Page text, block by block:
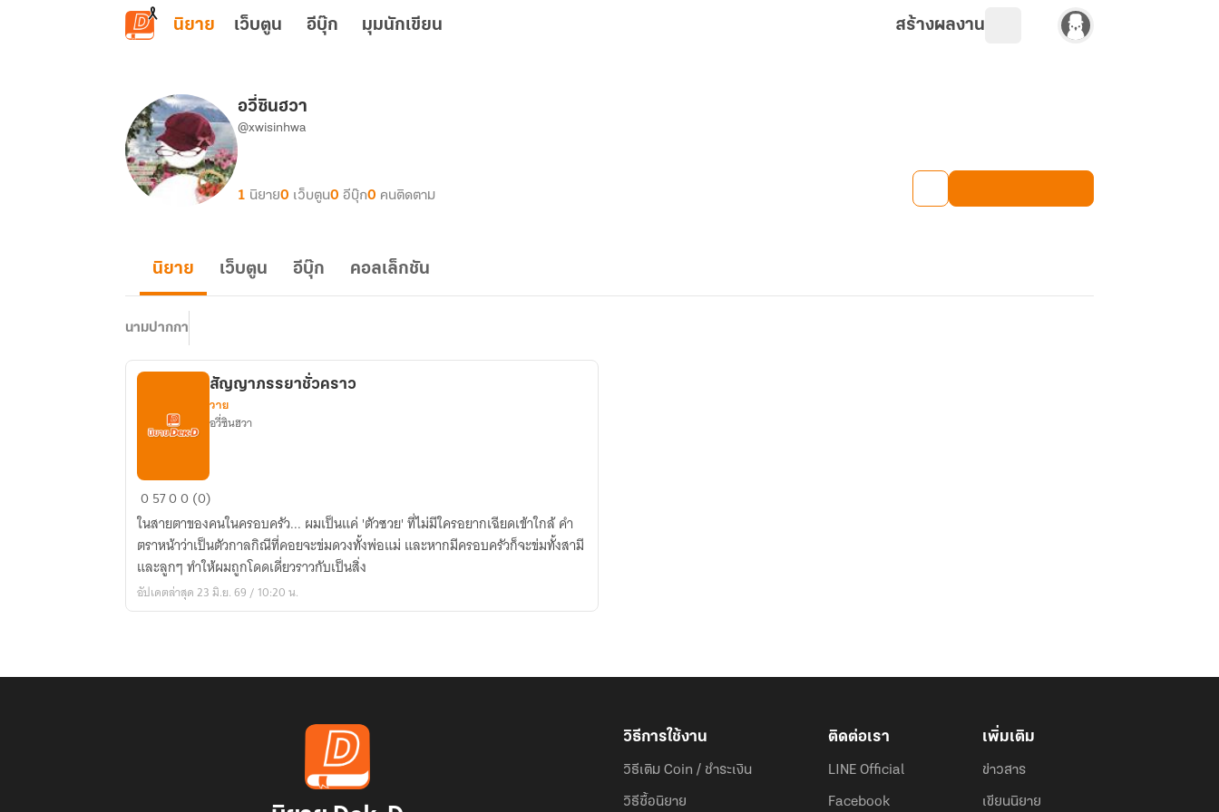
ข้ามไปยังเนื้อหาหลัก
นิยาย เว็บตูน อีบุ๊ก มุมนักเขียน สร้างผลงาน
อวี่ซินฮวา
@xwisinhwa
1 นิยาย0 เว็บตูน0 อีบุ๊ก0 คนติดตาม
นิยาย เว็บตูน อีบุ๊ก คอลเล็กชัน
นามปากกา
สัญญา
ภรรยา
ชั่วคราว
สัญญาภรรยาชั่วคราว
วาย
อวี่ซินฮวา
05700 (0)
ในสายตาของคนในครอบครัว... ผมเป็นแค่ 'ตัวซวย' ที่ไม่มีใครอยากเฉียดเข้าใกล้ คำ
ตราหน้าว่าเป็นตัวกาลกิณีที่คอยจะข่มดวงทั้งพ่อแม่ และหากมีครอบครัวก็จะข่มทั้งสามี
และลูกๆ ทำให้ผมถูกโดดเดี่ยวราวกับเป็นสิ่ง
อัปเดตล่าสุด 23 มิ.ย. 69 / 10:20 น.
วิธีการใช้งาน
วิธีเติม Coin / ชำระเงิน
วิธีซื้อนิยาย
ติดต่อเรา
LINE Official
Facebook
เพิ่มเติม
ข่าวสาร
เขียนนิยาย